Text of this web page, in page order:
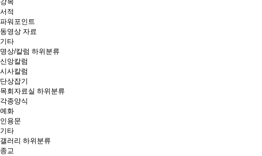
강목
서적
파워포인트
동영상 자료
기타
명상/칼럼 하위분류
신앙칼럼
시사칼럼
단상잡기
목회자료실 하위분류
각종양식
예화
인용문
기타
갤러리 하위분류
종교